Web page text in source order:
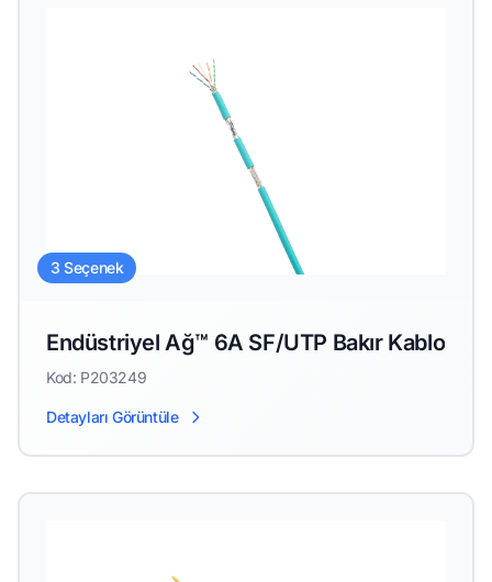
3 Seçenek
Endüstriyel Ağ™ 6A SF/UTP Bakır Kablo
Kod: P203249
Detayları Görüntüle